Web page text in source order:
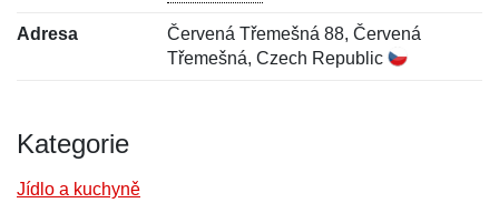
Adresa
Červená Třemešná 88, Červená
Třemešná, Czech Republic
Kategorie
Jídlo a kuchyně